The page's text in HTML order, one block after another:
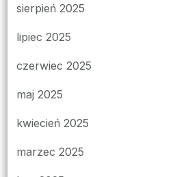
sierpień 2025
lipiec 2025
czerwiec 2025
maj 2025
kwiecień 2025
marzec 2025